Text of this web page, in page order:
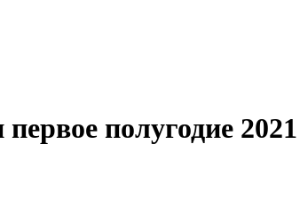
полугодие